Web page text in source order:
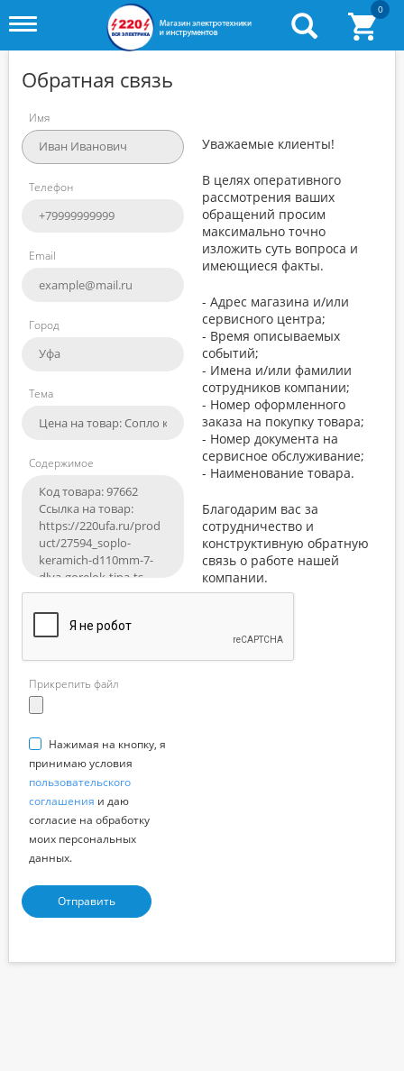
Toggle
0
Обратная связь
Имя
Телефон
Email
Город
Тема
Содержимое
Прикрепить файл
Нажимая на кнопку, я
принимаю условия
пользовательского
соглашения и даю
согласие на обработку
моих персональных
данных.
Уважаемые клиенты!
В целях оперативного
рассмотрения ваших
обращений просим
максимально точно
изложить суть вопроса и
имеющиеся факты.
- Адрес магазина и/или
сервисного центра;
- Время описываемых
событий;
- Имена и/или фамилии
сотрудников компании;
- Номер оформленного
заказа на покупку товара;
- Номер документа на
сервисное обслуживание;
- Наименование товара.
Благодарим вас за
сотрудничество и
конструктивную обратную
связь о работе нашей
компании.